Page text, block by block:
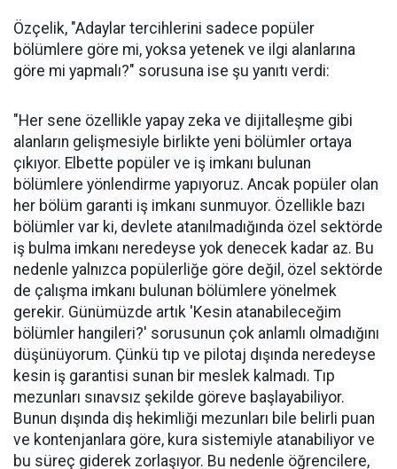
Özçelik, "Adaylar tercihlerini sadece popüler
bölümlere göre mi, yoksa yetenek ve ilgi alanlarına
göre mi yapmalı?" sorusuna ise şu yanıtı verdi:
"Her sene özellikle yapay zeka ve dijitalleşme gibi
alanların gelişmesiyle birlikte yeni bölümler ortaya
çıkıyor. Elbette popüler ve iş imkanı bulunan
bölümlere yönlendirme yapıyoruz. Ancak popüler olan
her bölüm garanti iş imkanı sunmuyor. Özellikle bazı
bölümler var ki, devlete atanılmadığında özel sektörde
iş bulma imkanı neredeyse yok denecek kadar az. Bu
nedenle yalnızca popülerliğe göre değil, özel sektörde
de çalışma imkanı bulunan bölümlere yönelmek
gerekir. Günümüzde artık 'Kesin atanabileceğim
bölümler hangileri?' sorusunun çok anlamlı olmadığını
düşünüyorum. Çünkü tıp ve pilotaj dışında neredeyse
kesin iş garantisi sunan bir meslek kalmadı. Tıp
mezunları sınavsız şekilde göreve başlayabiliyor.
Bunun dışında diş hekimliği mezunları bile belirli puan
ve kontenjanlara göre, kura sistemiyle atanabiliyor ve
bu süreç giderek zorlaşıyor. Bu nedenle öğrencilere,